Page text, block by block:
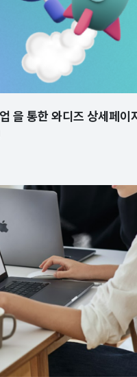
을 통한 와디즈 상세페이